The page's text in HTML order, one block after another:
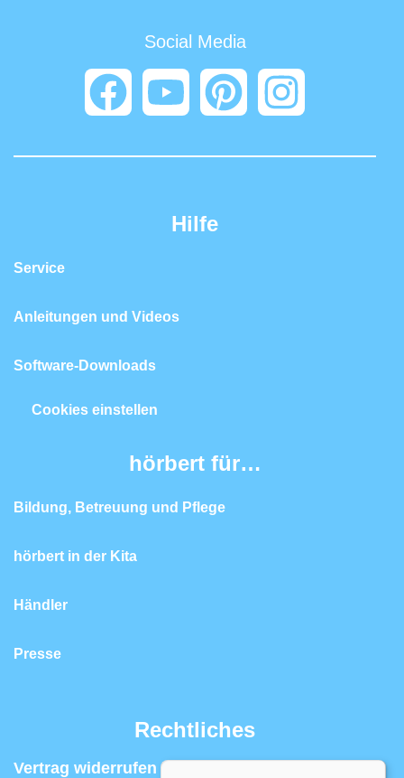
Social Media
Hilfe
Service
Anleitungen und Videos
Software-Downloads
Cookies einstellen
hörbert für…
Bildung, Betreuung und Pflege
hörbert in der Kita
Händler
Presse
Rechtliches
Vertrag widerrufen | Widerrufsrecht